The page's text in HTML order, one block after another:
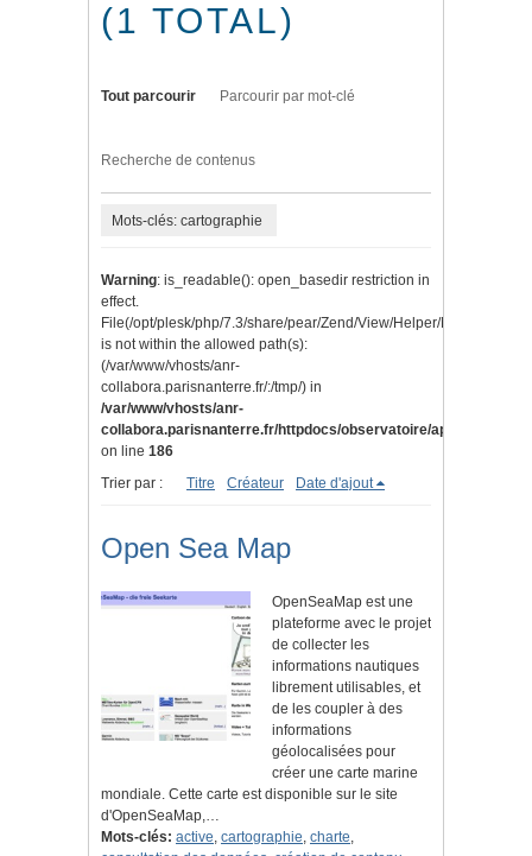
(1 TOTAL)
Tout parcourir Parcourir par mot-clé
Recherche de contenus
Mots-clés: cartographie
Warning: is_readable(): open_basedir restriction in
effect.
File(/opt/plesk/php/7.3/share/pear/Zend/View/Helper/Navigation/
is not within the allowed path(s):
(/var/www/vhosts/anr-
collabora.parisnanterre.fr/:/tmp/) in
/var/www/vhosts/anr-
collabora.parisnanterre.fr/httpdocs/observatoire/application/
on line 186
Trier par :
Titre Créateur Date d'ajout
Open Sea Map
OpenSeaMap est une
plateforme avec le projet
de collecter les
informations nautiques
librement utilisables, et
de les coupler à des
informations
géolocalisées pour
créer une carte marine
mondiale. Cette carte est disponible sur le site
d'OpenSeaMap,…
Mots-clés: active, cartographie, charte,